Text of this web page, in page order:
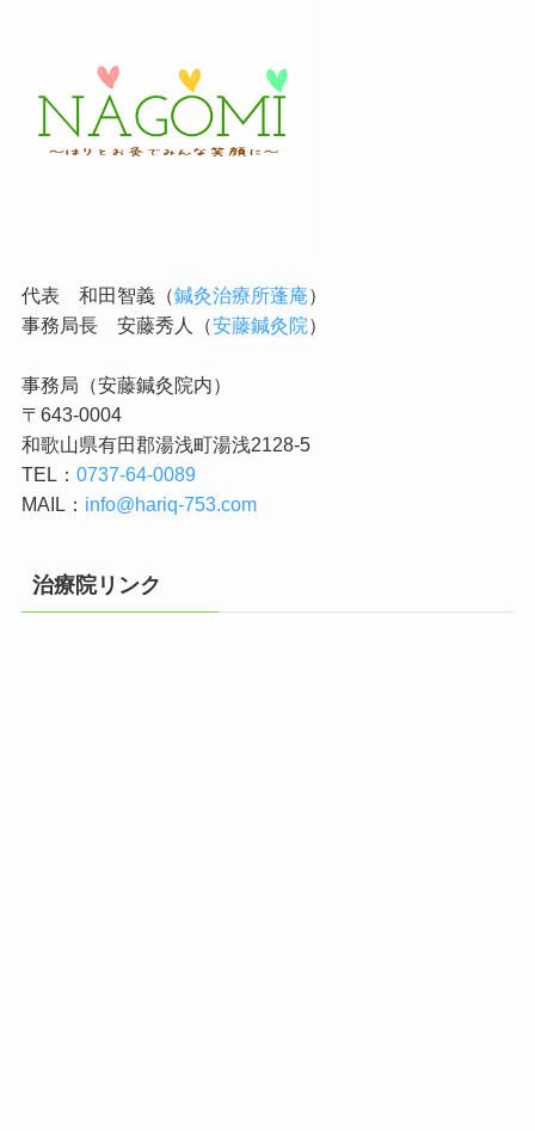
代表 和田智義（鍼灸治療所蓬庵）
事務局長 安藤秀人（安藤鍼灸院）
事務局（安藤鍼灸院内）
〒643-0004
和歌山県有田郡湯浅町湯浅2128-5
TEL： 0737-64-0089
MAIL： info@hariq-753.com
治療院リンク